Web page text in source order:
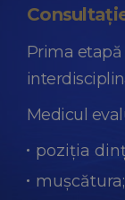
Prima
Medicul
poziția
mușcătura;